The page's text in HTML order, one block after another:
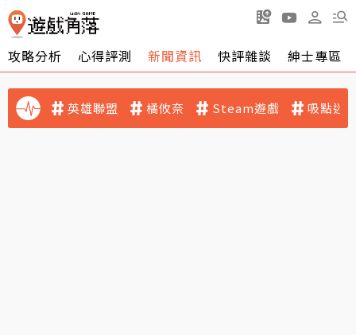
攻略分析 心得評測 新聞資訊 快評雜談 紳士專區
英雄聯盟 橘攸奈 Steam遊戲 吸點迷